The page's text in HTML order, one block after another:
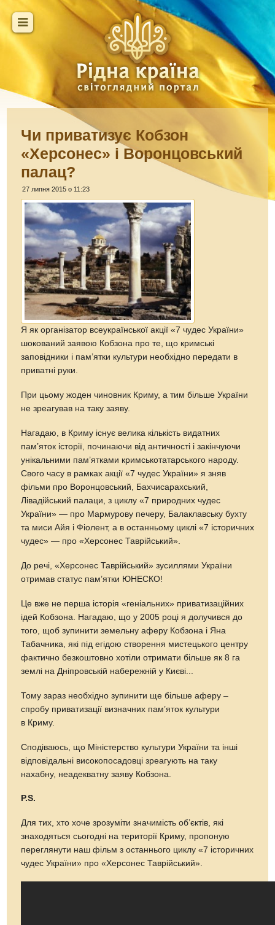
Чи приватизує Кобзон
«Херсонес» і Воронцовський
палац?
27 липня 2015 о 11:23
Я як організатор всеукраїнської акції «7 чудес України»
шокований заявою Кобзона про те, що кримські
заповідники і пам’ятки культури необхідно передати в
приватні руки.
При цьому жоден чиновник Криму, а тим більше України
не зреагував на таку заяву.
Нагадаю, в Криму існує велика кількість видатних
пам’яток історії, починаючи від античності і закінчуючи
унікальними пам’ятками кримськотатарського народу.
Свого часу в рамках акції «7 чудес України» я зняв
фільми про Воронцовський, Бахчисарахський,
Лівадійський палаци, з циклу «7 природних чудес
України» — про Мармурову печеру, Балаклавську бухту
та миси Айя і Фіолент, а в останньому циклі «7 історичних
чудес» — про «Херсонес Таврійський».
До речі, «Херсонес Таврійський» зусиллями України
отримав статус пам’ятки ЮНЕСКО!
Це вже не перша історія «геніальних» приватизаційних
ідей Кобзона. Нагадаю, що у 2005 році я долучився до
того, щоб зупинити земельну аферу Кобзона і Яна
Табачника, які під егідою створення мистецького центру
фактично безкоштовно хотіли отримати більше як 8 га
землі на Дніпровській набережній у Києві...
Тому зараз необхідно зупинити ще більше аферу –
спробу приватизації визначних пам’яток культури
в Криму.
Сподіваюсь, що Міністерство культури України та інші
відповідальні високопосадовці зреагують на таку
нахабну, неадекватну заяву Кобзона.
P.S.
Для тих, хто хоче зрозуміти значимість об’єктів, які
знаходяться сьогодні на території Криму, пропоную
переглянути наш фільм з останнього циклу «7 історичних
чудес України» про «Херсонес Таврійський».